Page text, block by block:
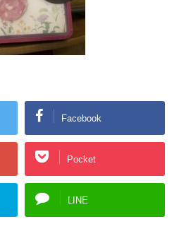
Facebook
Pocket
LINE